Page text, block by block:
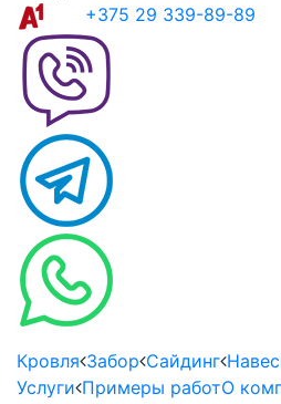
+375 29 339-89-89
Кровля Забор Сайдинг
Услуги Примеры работО